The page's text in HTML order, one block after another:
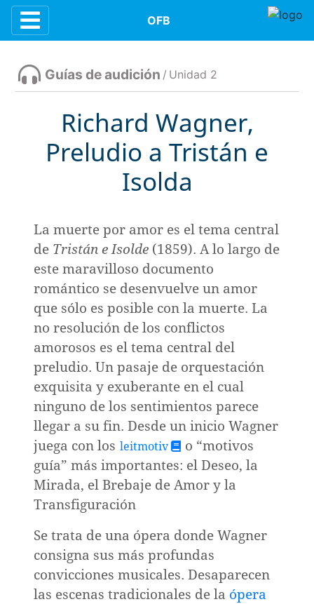
OFB
Contenidos
la música
Guías de audición / Unidad 2
Richard Wagner,
Preludio a Tristán e
Isolda
La muerte por amor es el tema central
de Tristán e Isolde (1859). A lo largo de
este maravilloso documento
romántico se desenvuelve un amor
que sólo es posible con la muerte. La
no resolución de los conflictos
amorosos es el tema central del
preludio. Un pasaje de orquestación
exquisita y exuberante en el cual
ninguno de los sentimientos parece
llegar a su fin. Desde un inicio Wagner
juega con los leitmotiv
o “motivos
guía” más importantes: el Deseo, la
Mirada, el Brebaje de Amor y la
Transfiguración
Se trata de una ópera donde Wagner
consigna sus más profundas
convicciones musicales. Desaparecen
las escenas tradicionales de la ópera